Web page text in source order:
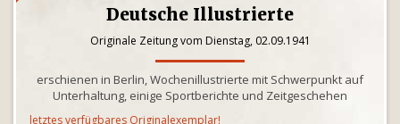
Deutsche Illustrierte
Originale Zeitung vom Dienstag, 02.09.1941
erschienen in Berlin, Wochenillustrierte mit Schwerpunkt auf
Unterhaltung, einige Sportberichte und Zeitgeschehen
letztes verfügbares Originalexemplar!